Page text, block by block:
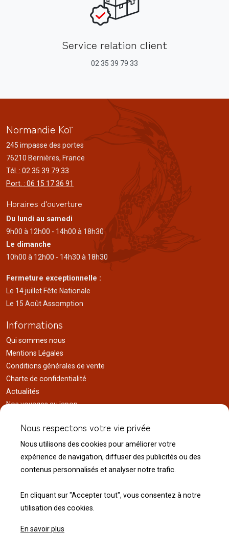
Service relation client
02 35 39 79 33
Normandie Koï
245 impasse des portes
76210 Bernières, France
Tél. : 02 35 39 79 33
Port. : 06 15 17 36 91
Horaires d'ouverture
Du lundi au samedi
9h00 à 12h00 - 14h00 à 18h30
Le dimanche
10h00 à 12h00 - 14h30 à 18h30
Fermeture exceptionnelle :
Le 14 juillet Fête Nationale
Le 15 Août Assomption
Informations
Qui sommes nous
Mentions Légales
Conditions générales de vente
Charte de confidentialité
Actualités
Nos voyages au japon
Liens utiles
Service client
Nous contacter
Modalité de retour
Nous respectons votre vie privée
Nous utilisons des cookies pour améliorer votre
expérience de navigation, diffuser des publicités ou des
contenus personnalisés et analyser notre trafic.
En cliquant sur "Accepter tout", vous consentez à notre
utilisation des cookies.
En savoir plus